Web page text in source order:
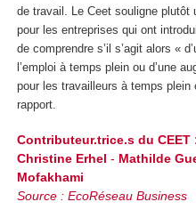
de travail. Le Ceet souligne plutôt
pour les entreprises qui ont
de comprendre s’il s’agit alors «
l’emploi à temps plein ou d’une
pour les travailleurs à temps
rapport.
Contributeur.trice.s du CEET
Christine Erhel - Mathilde
Mofakhami
Source : EcoRéseau Business